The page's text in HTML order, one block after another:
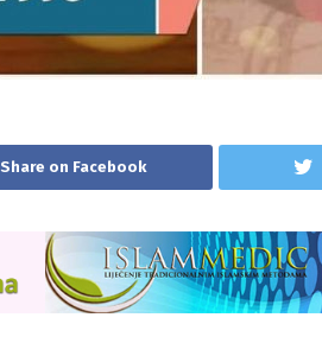
Share on Facebook